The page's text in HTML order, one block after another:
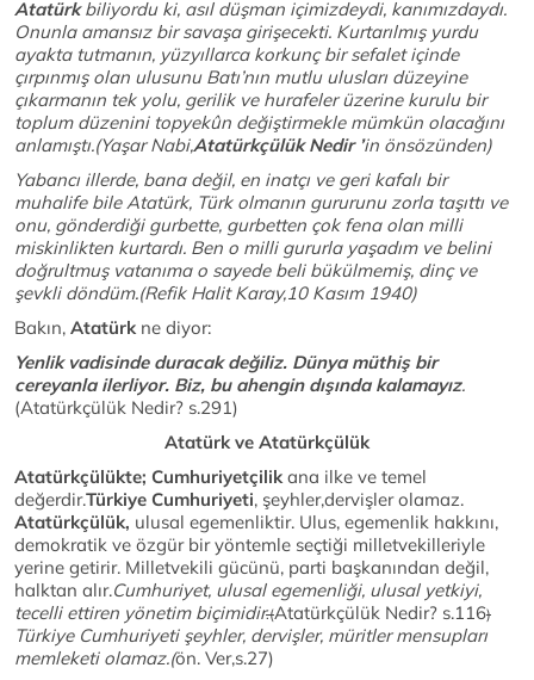
Atatürkbiliyordu ki, asıl düşman içimizdeydi, kanımızdaydı.
Onunla amansız bir savaşa girişecekti. Kurtarılmış yurdu
ayakta tutmanın, yüzyıllarca korkunç bir sefalet içinde
çırpınmış olan ulusunu Batı’nın mutlu ulusları düzeyine
çıkarmanın tek yolu, gerilik ve hurafeler üzerine kurulu bir
toplum düzenini topyekûn değiştirmekle mümkün olacağını
anlamıştı.(Yaşar Nabi,Atatürkçülük Nedir ’in önsözünden)
Yabancı illerde, bana değil, en inatçı ve geri kafalı bir
muhalife bile Atatürk, Türk olmanın gururunu zorla taşıttı ve
onu, gönderdiği gurbette, gurbetten çok fena olan milli
miskinlikten kurtardı. Ben o milli gururla yaşadım ve belini
doğrultmuş vatanıma o sayede beli bükülmemiş, dinç ve
şevkli döndüm.(Refik Halit Karay,10 Kasım 1940)
Bakın, Atatürk ne diyor:
Yenlik vadisinde duracak değiliz. Dünya müthiş bir
cereyanla ilerliyor. Biz, bu ahengin dışında kalamayız.
(Atatürkçülük Nedir? s.291)
Atatürk ve Atatürkçülük
Atatürkçülükte; Cumhuriyetçilikana ilke ve temel
değerdir.Türkiye Cumhuriyeti, şeyhler,dervişler olamaz.
Atatürkçülük, ulusal egemenliktir. Ulus, egemenlik hakkını,
demokratik ve özgür bir yöntemle seçtiği milletvekilleriyle
yerine getirir. Milletvekili gücünü, parti başkanından değil,
halktan alır.Cumhuriyet, ulusal egemenliği, ulusal yetkiyi,
tecelli ettiren yönetim biçimidir.(Atatürkçülük Nedir? s.116)
Türkiye Cumhuriyeti şeyhler, dervişler, müritler mensupları
memleketi olamaz.(ön. Ver,s.27)